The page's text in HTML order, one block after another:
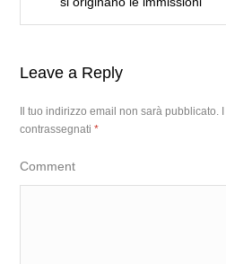
Leave a Reply
Il tuo indirizzo email non sarà pubblicato.
contrassegnati*
Comment